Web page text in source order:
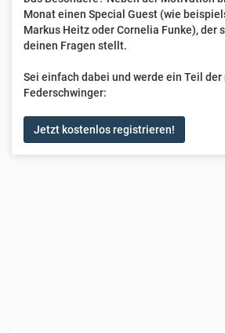
Monat einen Special Guest (wie
Markus Heitz oder Cornelia Funke), der
deinen Fragen stellt.
Sei einfach dabei und werde ein Teil
Federschwinger:
Jetzt kostenlos registrieren!